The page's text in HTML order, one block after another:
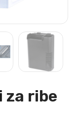
za ribe